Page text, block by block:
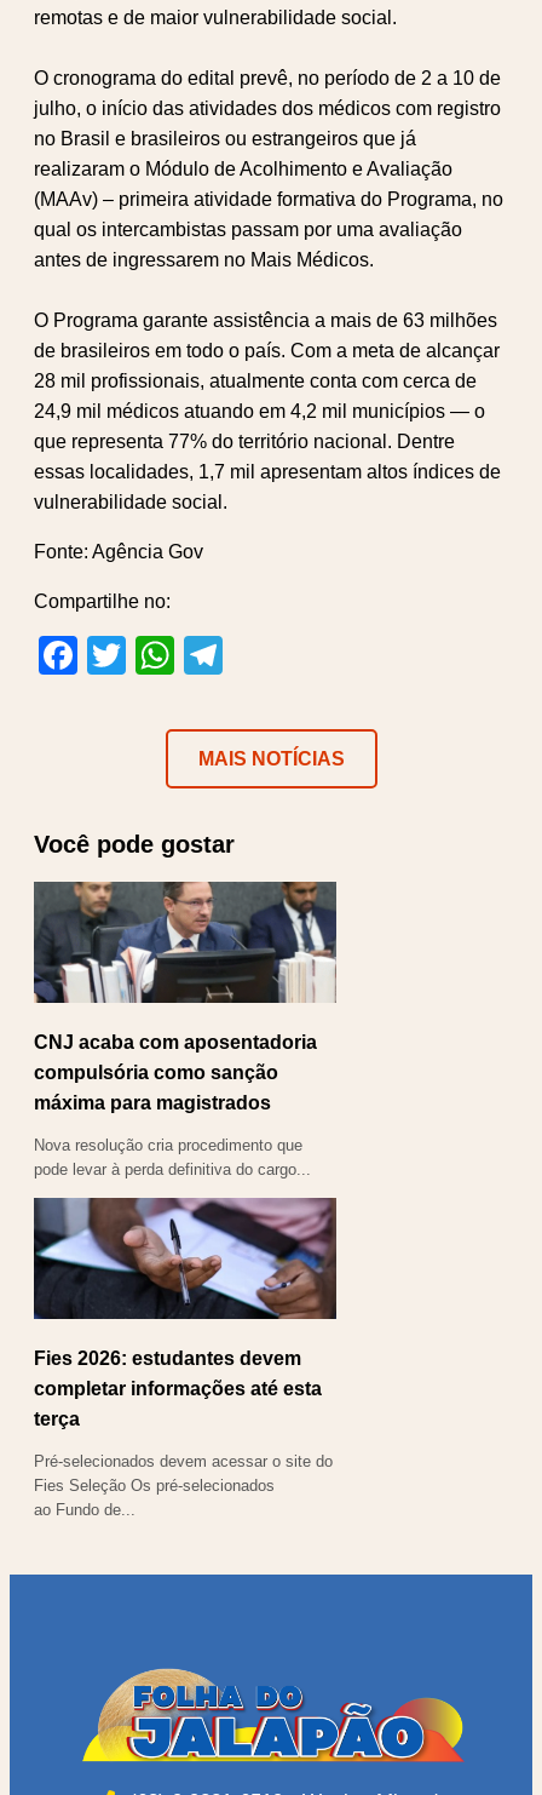
remotas e de maior vulnerabilidade social.
O cronograma do edital prevê, no período de 2 a 10 de
julho, o início das atividades dos médicos com registro
no Brasil e brasileiros ou estrangeiros que já
realizaram o Módulo de Acolhimento e Avaliação
(MAAv) – primeira atividade formativa do Programa, no
qual os intercambistas passam por uma avaliação
antes de ingressarem no Mais Médicos.
O Programa garante assistência a mais de 63 milhões
de brasileiros em todo o país. Com a meta de alcançar
28 mil profissionais, atualmente conta com cerca de
24,9 mil médicos atuando em 4,2 mil municípios — o
que representa 77% do território nacional. Dentre
essas localidades, 1,7 mil apresentam altos índices de
vulnerabilidade social.
Fonte: Agência Gov
Compartilhe no:
Facebook
TwitterWhatsApp
MAIS NOTÍCIAS
Você pode gostar
CNJ acaba com aposentadoria
compulsória como sanção
máxima para magistrados
Nova resolução cria procedimento que
pode levar à perda definitiva do cargo...
Fies 2026: estudantes devem
completar informações até esta
terça
Pré-selecionados devem acessar o site do
Fies Seleção Os pré-selecionados
ao Fundo de...